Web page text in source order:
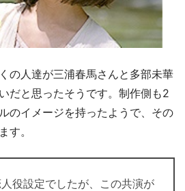
の人達が三浦春馬さんと多部未華
だと思ったそうです。制作側も2
のイメージを持ったようで、その
す。
役設定でしたが、この共演が